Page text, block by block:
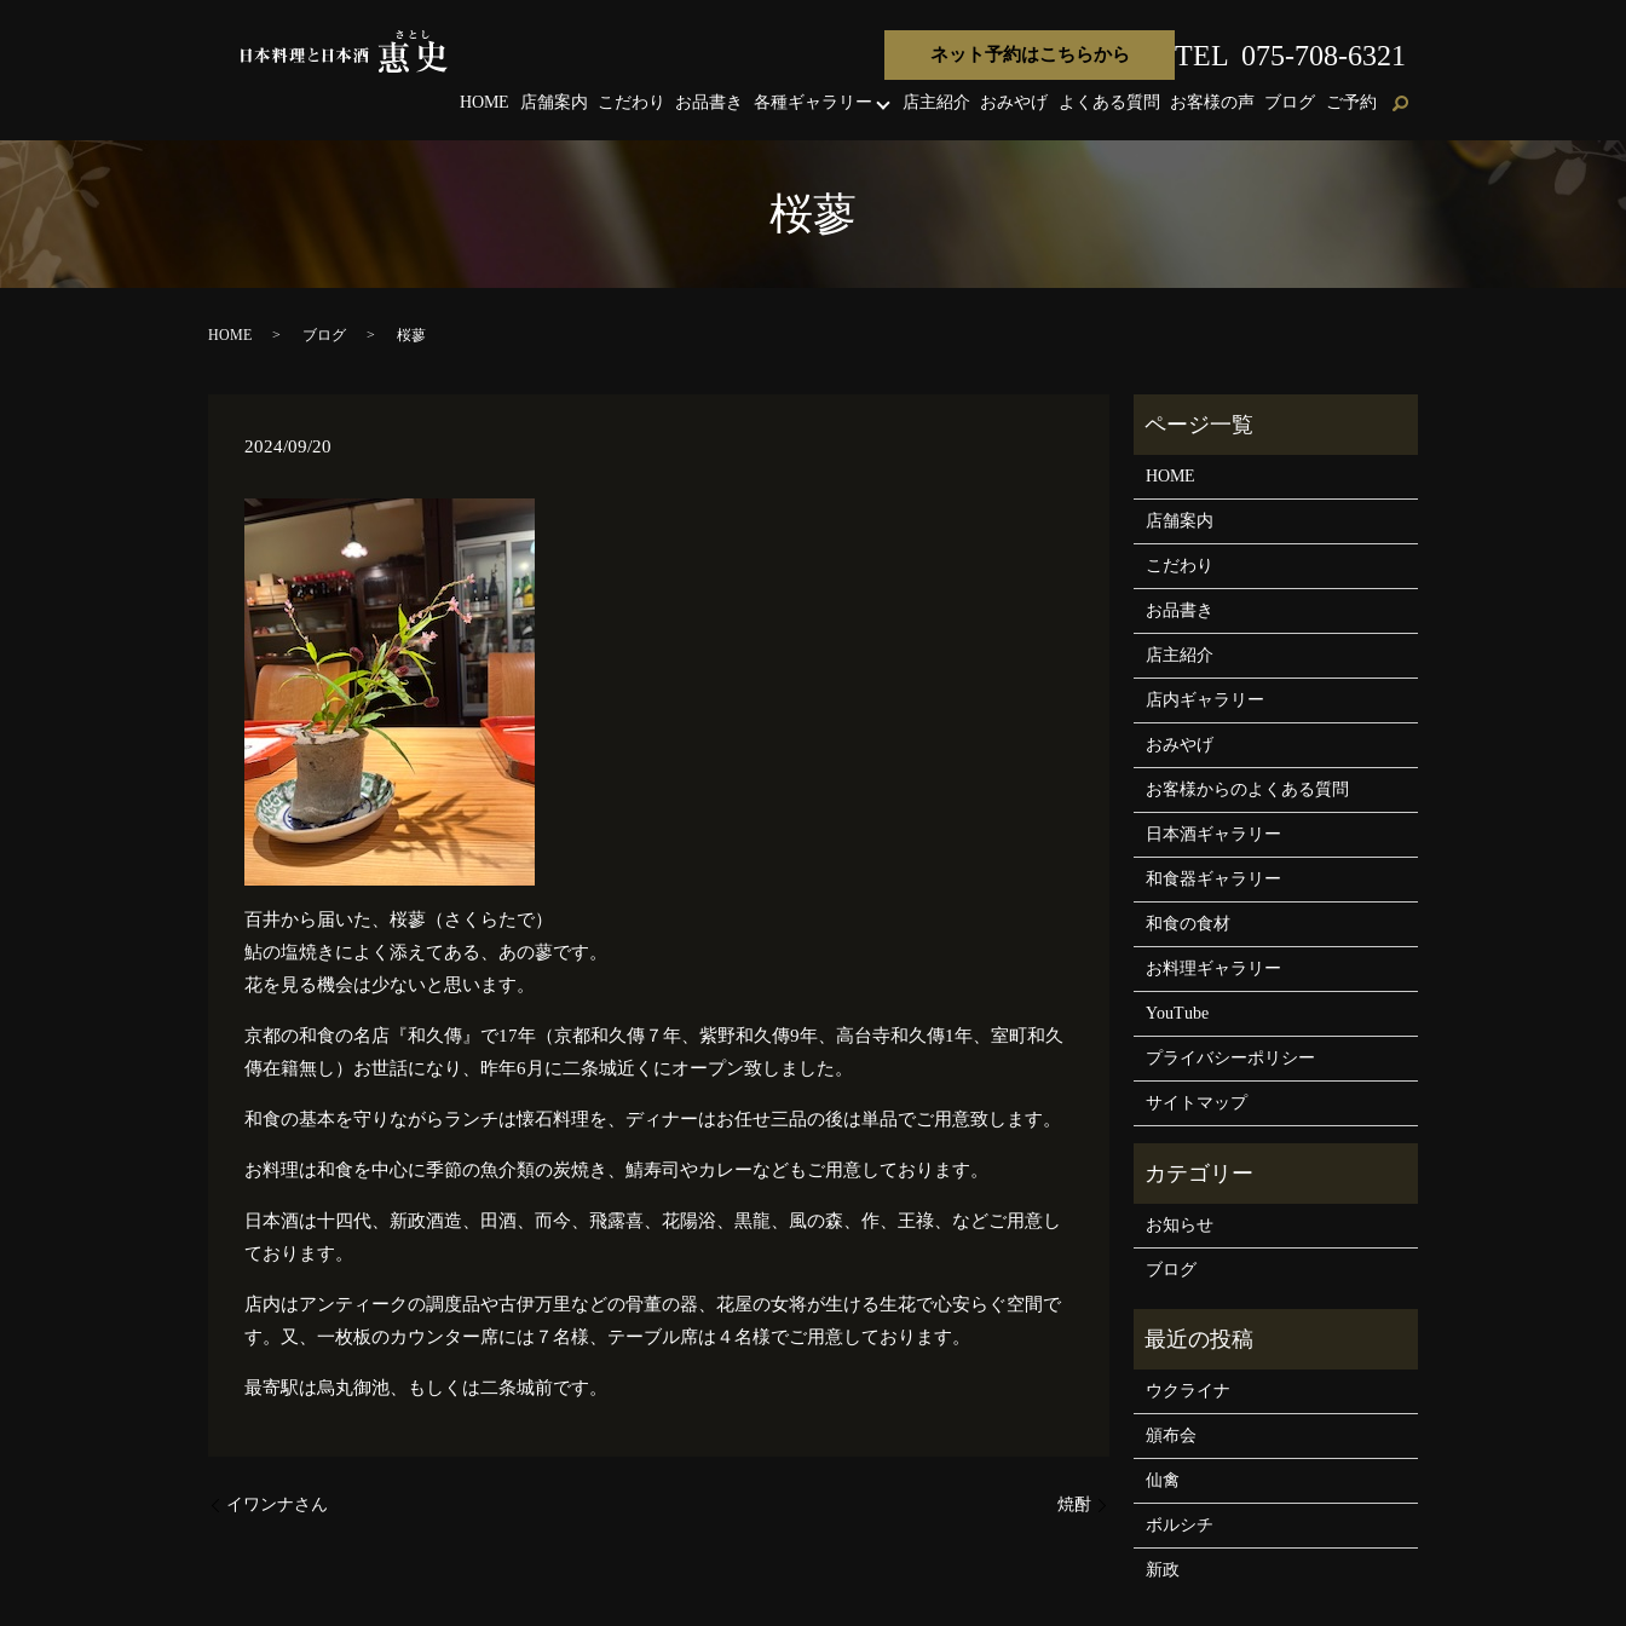
HOME 店舗案内 こだわり お品書き 各種ギャラリー 店主紹介 おみやげ よくある質問 お客様の声 ブログ ご予約
ネット予約はこちらから TEL 075-708-6321
桜蓼
HOME ブログ 桜蓼
2024/09/20
百井から届いた、桜蓼（さくらたで）
鮎の塩焼きによく添えてある、あの蓼です。
花を見る機会は少ないと思います。
京都の和食の名店『和久傳』で17年（京都和久傳７年、紫野和久傳9年、高台寺和久傳1年、室町和久
傳在籍無し）お世話になり、昨年6月に二条城近くにオープン致しました。
和食の基本を守りながらランチは懐石料理を、ディナーはお任せ三品の後は単品でご用意致します。
お料理は和食を中心に季節の魚介類の炭焼き、鯖寿司やカレーなどもご用意しております。
日本酒は十四代、新政酒造、田酒、而今、飛露喜、花陽浴、黒龍、風の森、作、王祿、などご用意し
ております。
店内はアンティークの調度品や古伊万里などの骨董の器、花屋の女将が生ける生花で心安らぐ空間で
す。又、一枚板のカウンター席には７名様、テーブル席は４名様でご用意しております。
最寄駅は烏丸御池、もしくは二条城前です。
イワンナさん 焼酎
HOME
店舗案内
こだわり
お品書き
店主紹介
店内ギャラリー
おみやげ
お客様からのよくある質問
日本酒ギャラリー
和食器ギャラリー
和食の食材
お料理ギャラリー
YouTube
プライバシーポリシー
サイトマップ
お知らせ
ブログ
ウクライナ
頒布会
仙禽
ボルシチ
新政